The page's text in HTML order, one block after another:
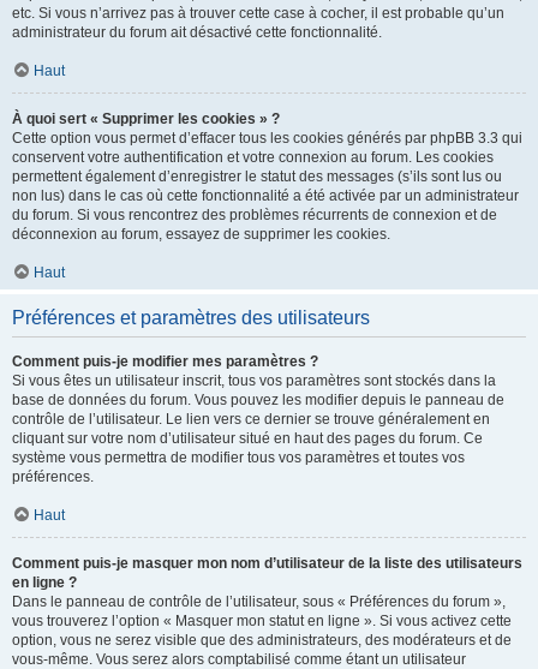
etc. Si vous n’arrivez pas à trouver cette case à cocher, il est probable qu’un
administrateur du forum ait désactivé cette fonctionnalité.
Haut
À quoi sert « Supprimer les cookies » ?
Cette option vous permet d’effacer tous les cookies générés par phpBB 3.3 qui
conservent votre authentification et votre connexion au forum. Les cookies
permettent également d’enregistrer le statut des messages (s’ils sont lus ou
non lus) dans le cas où cette fonctionnalité a été activée par un administrateur
du forum. Si vous rencontrez des problèmes récurrents de connexion et de
déconnexion au forum, essayez de supprimer les cookies.
Haut
Préférences et paramètres des utilisateurs
Comment puis-je modifier mes paramètres ?
Si vous êtes un utilisateur inscrit, tous vos paramètres sont stockés dans la
base de données du forum. Vous pouvez les modifier depuis le panneau de
contrôle de l’utilisateur. Le lien vers ce dernier se trouve généralement en
cliquant sur votre nom d’utilisateur situé en haut des pages du forum. Ce
système vous permettra de modifier tous vos paramètres et toutes vos
préférences.
Haut
Comment puis-je masquer mon nom d’utilisateur de la liste des utilisateurs
en ligne ?
Dans le panneau de contrôle de l’utilisateur, sous « Préférences du forum »,
vous trouverez l’option « Masquer mon statut en ligne ». Si vous activez cette
option, vous ne serez visible que des administrateurs, des modérateurs et de
vous-même. Vous serez alors comptabilisé comme étant un utilisateur